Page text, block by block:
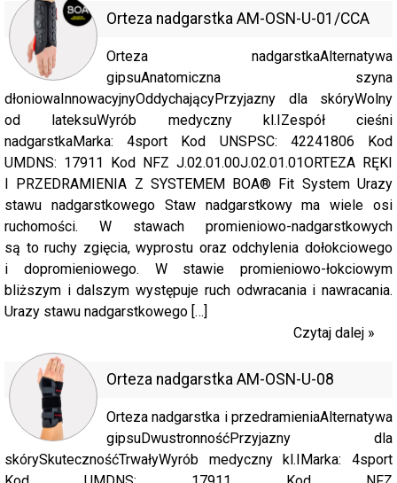
Orteza nadgarstka AM-OSN-U-01/CCA
Orteza nadgarstkaAlternatywa
gipsuAnatomiczna szyna
dłoniowaInnowacyjnyOddychającyPrzyjazny dla skóryWolny
od lateksuWyrób medyczny kl.IZespół cieśni
nadgarstkaMarka: 4sport Kod UNSPSC: 42241806 Kod
UMDNS: 17911 Kod NFZ J.02.01.00J.02.01.01ORTEZA RĘKI
I PRZEDRAMIENIA Z SYSTEMEM BOA® Fit System Urazy
stawu nadgarstkowego Staw nadgarstkowy ma wiele osi
ruchomości. W stawach promieniowo-nadgarstkowych
są to ruchy zgięcia, wyprostu oraz odchylenia dołokciowego
i dopromieniowego. W stawie promieniowo-łokciowym
bliższym i dalszym występuje ruch odwracania i nawracania.
Urazy stawu nadgarstkowego […]
Czytaj dalej »
Orteza nadgarstka AM-OSN-U-08
Orteza nadgarstka i przedramieniaAlternatywa
gipsuDwustronnośćPrzyjazny dla
skórySkutecznośćTrwałyWyrób medyczny kl.IMarka: 4sport